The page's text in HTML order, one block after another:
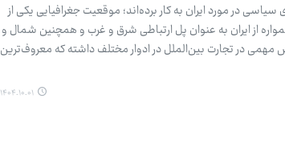
در مورد ایران به کار برده‌اند؛ موقعیت جغرافیایی یکی از
از ایران به عنوان پل ارتباطی شرق و غرب و همچنین شمال و
در تجارت بین‌الملل در ادوار مختلف داشته که معروف‌ترین
۱۴۰۴.۱۰.۰۱